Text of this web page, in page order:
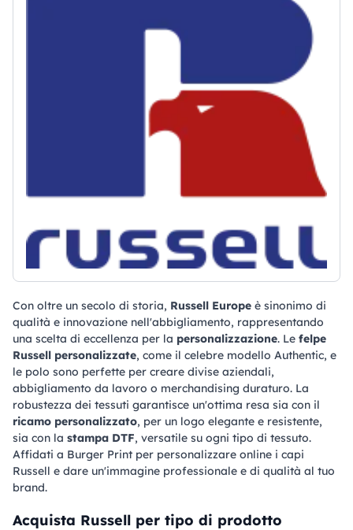
Con oltre un secolo di storia, Russell Europe è sinonimo di
qualità e innovazione nell'abbigliamento, rappresentando
una scelta di eccellenza per la personalizzazione. Le felpe
Russell personalizzate, come il celebre modello Authentic, e
le polo sono perfette per creare divise aziendali,
abbigliamento da lavoro o merchandising duraturo. La
robustezza dei tessuti garantisce un'ottima resa sia con il
ricamo personalizzato, per un logo elegante e resistente,
sia con la stampa DTF, versatile su ogni tipo di tessuto.
Affidati a Burger Print per personalizzare online i capi
Russell e dare un'immagine professionale e di qualità al tuo
brand.
Acquista Russell per tipo di prodotto